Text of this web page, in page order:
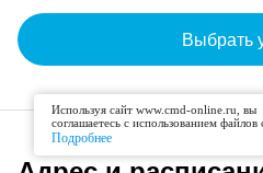
Выбрать
Используя сайт www.cmd-online.ru, вы
соглашаетесь с использованием файлов
Подробнее